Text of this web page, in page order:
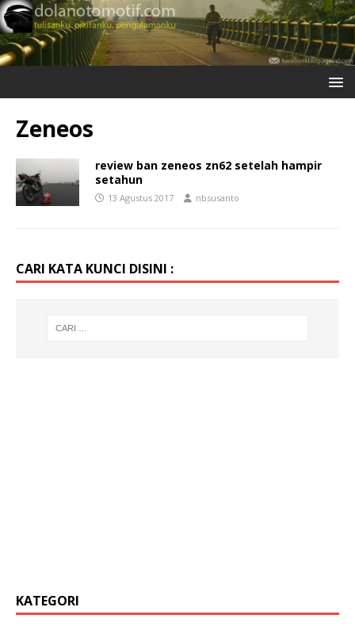
Zeneos
review ban zeneos zn62 setelah hampir
setahun
13 Agustus 2017 nbsusanto
CARI KATA KUNCI DISINI :
KATEGORI